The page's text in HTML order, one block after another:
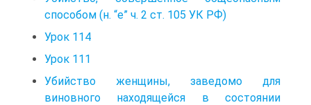
способом (н. “е” ч. 2 ст. 105 УК РФ)
Урок 114
Урок 111
Убийство женщины, заведомо для
виновного находящейся в состоянии